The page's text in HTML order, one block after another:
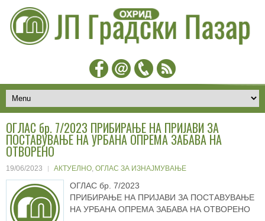
ОГЛАС бр. 7/2023 ПРИБИРАЊЕ НА ПРИЈАВИ ЗА
ПОСТАВУВАЊЕ НА УРБАНА ОПРЕМА ЗАБАВА НА
ОТВОРЕНО
19/06/2023 АКТУЕЛНО, ОГЛАС ЗА ИЗНАЈМУВАЊЕ
ОГЛАС бр. 7/2023
ПРИБИРАЊЕ НА ПРИЈАВИ ЗА ПОСТАВУВАЊЕ
НА УРБАНА ОПРЕМА ЗАБАВА НА ОТВОРЕНО